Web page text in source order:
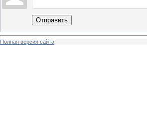
Отправить
Полная версия сайта